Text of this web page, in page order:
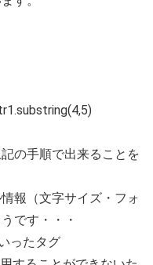
の手順で出来ることを
報（文字サイズ・フォ
です・・・
ったタグ